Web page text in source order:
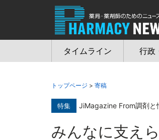
タイムライン 行政
トップページ > 寄稿
特集 JiMagazine From調剤と
みんなに支え